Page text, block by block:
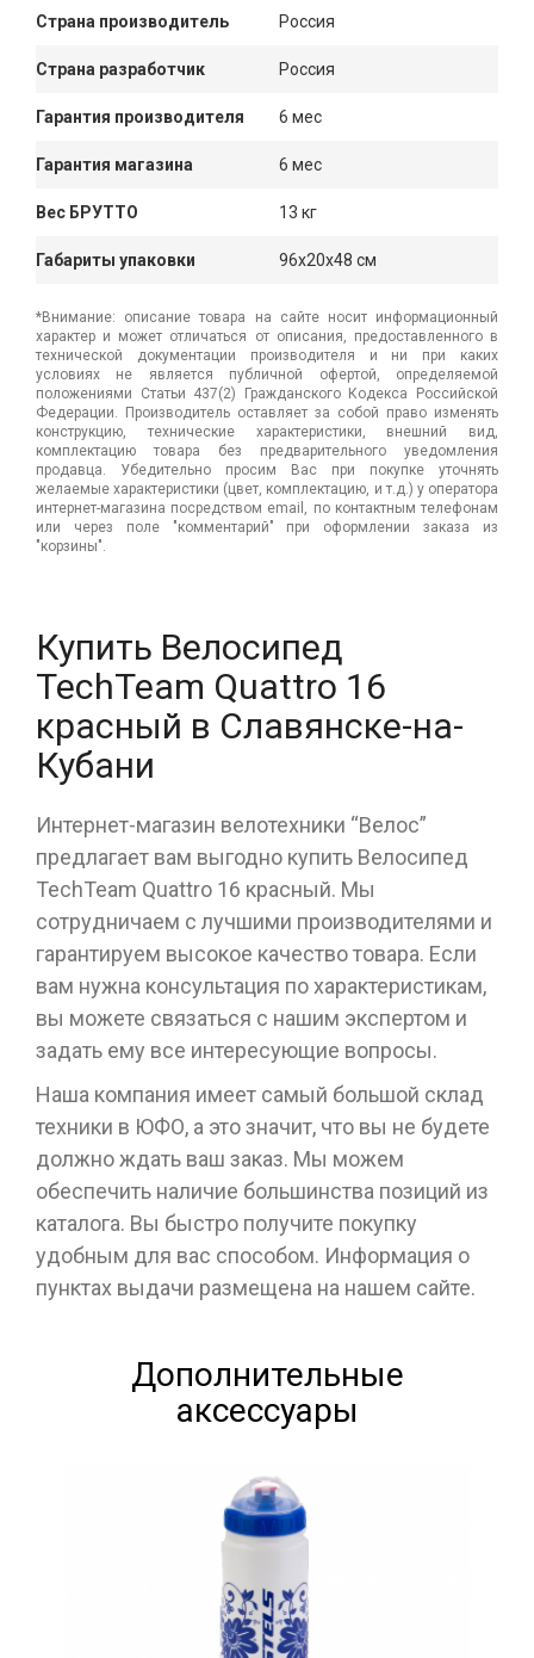
Страна производитель Россия
Страна разработчик Россия
Гарантия производителя 6 мес
Гарантия магазина 6 мес
Вес БРУТТО 13 кг
Габариты упаковки 96x20x48 см
*Внимание: описание товара на сайте носит информационный
характер и может отличаться от описания, предоставленного в
технической документации производителя и ни при каких
условиях не является публичной офертой, определяемой
положениями Статьи 437(2) Гражданского Кодекса Российской
Федерации. Производитель оставляет за собой право изменять
конструкцию, технические характеристики, внешний вид,
комплектацию товара без предварительного уведомления
продавца. Убедительно просим Вас при покупке уточнять
желаемые характеристики (цвет, комплектацию, и т.д.) у оператора
интернет-магазина посредством email, по контактным телефонам
или через поле "комментарий" при оформлении заказа из
"корзины".
Купить Велосипед
TechTeam Quattro 16
красный в Славянске-на-
Кубани
Интернет-магазин велотехники “Велос”
предлагает вам выгодно купить Велосипед
TechTeam Quattro 16 красный. Мы
сотрудничаем с лучшими производителями и
гарантируем высокое качество товара. Если
вам нужна консультация по характеристикам,
вы можете связаться с нашим экспертом и
задать ему все интересующие вопросы.
Наша компания имеет самый большой склад
техники в ЮФО, а это значит, что вы не будете
должно ждать ваш заказ. Мы можем
обеспечить наличие большинства позиций из
каталога. Вы быстро получите покупку
удобным для вас способом. Информация о
пунктах выдачи размещена на нашем сайте.
Дополнительные
аксессуары